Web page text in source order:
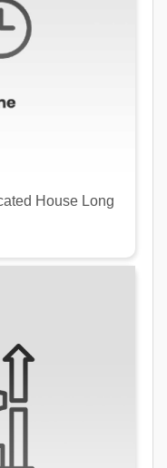
House Long